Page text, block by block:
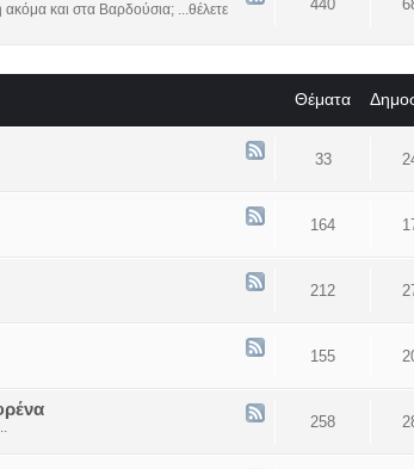
και στα Βαρδούσια; ...θέλετε
440
Θέματα
33
164
212
155
258